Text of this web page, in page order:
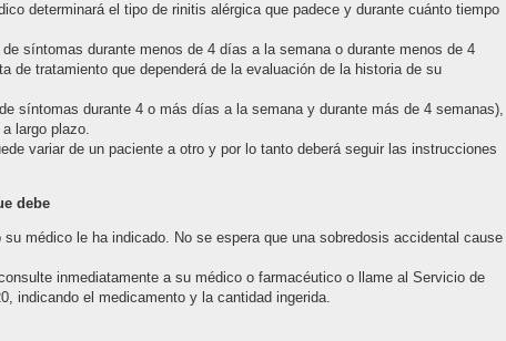
determinará el tipo de rinitis alérgica que padece y durante cuánto tiempo
síntomas durante menos de 4 días a la semana o durante menos de 4
de tratamiento que dependerá de la evaluación de la historia de su
síntomas durante 4 o más días a la semana y durante más de 4 semanas),
largo plazo.
variar de un paciente a otro y por lo tanto deberá seguir las instrucciones
debe
médico le ha indicado. No se espera que una sobredosis accidental cause
inmediatamente a su médico o farmacéutico o llame al Servicio de
indicando el medicamento y la cantidad ingerida.